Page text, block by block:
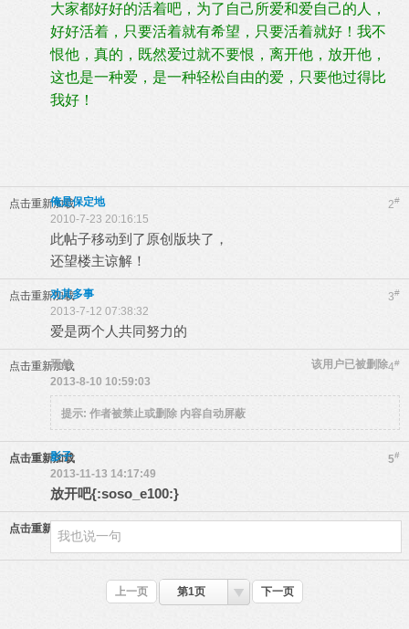
大家都好好的活着吧，为了自己所爱和爱自己的人，
好好活着，只要活着就有希望，只要活着就好！我不
恨他，真的，既然爱过就不要恨，离开他，放开他，
这也是一种爱，是一种轻松自由的爱，只要他过得比
我好！
点击重新加载 2#
俺是保定地
2010-7-23 20:16:15
此帖子移动到了原创版块了，
还望楼主谅解！
点击重新加载 3#
劝其多事
2013-7-12 07:38:32
爱是两个人共同努力的
点击重新加载 4#
焉然
该用户已被删除
2013-8-10 10:59:03
提示: 作者被禁止或删除 内容自动屏蔽
点击重新加载 5#
影子
2013-11-13 14:17:49
放开吧{:soso_e100:}
点击重新加载
上一页 第1页 下一页